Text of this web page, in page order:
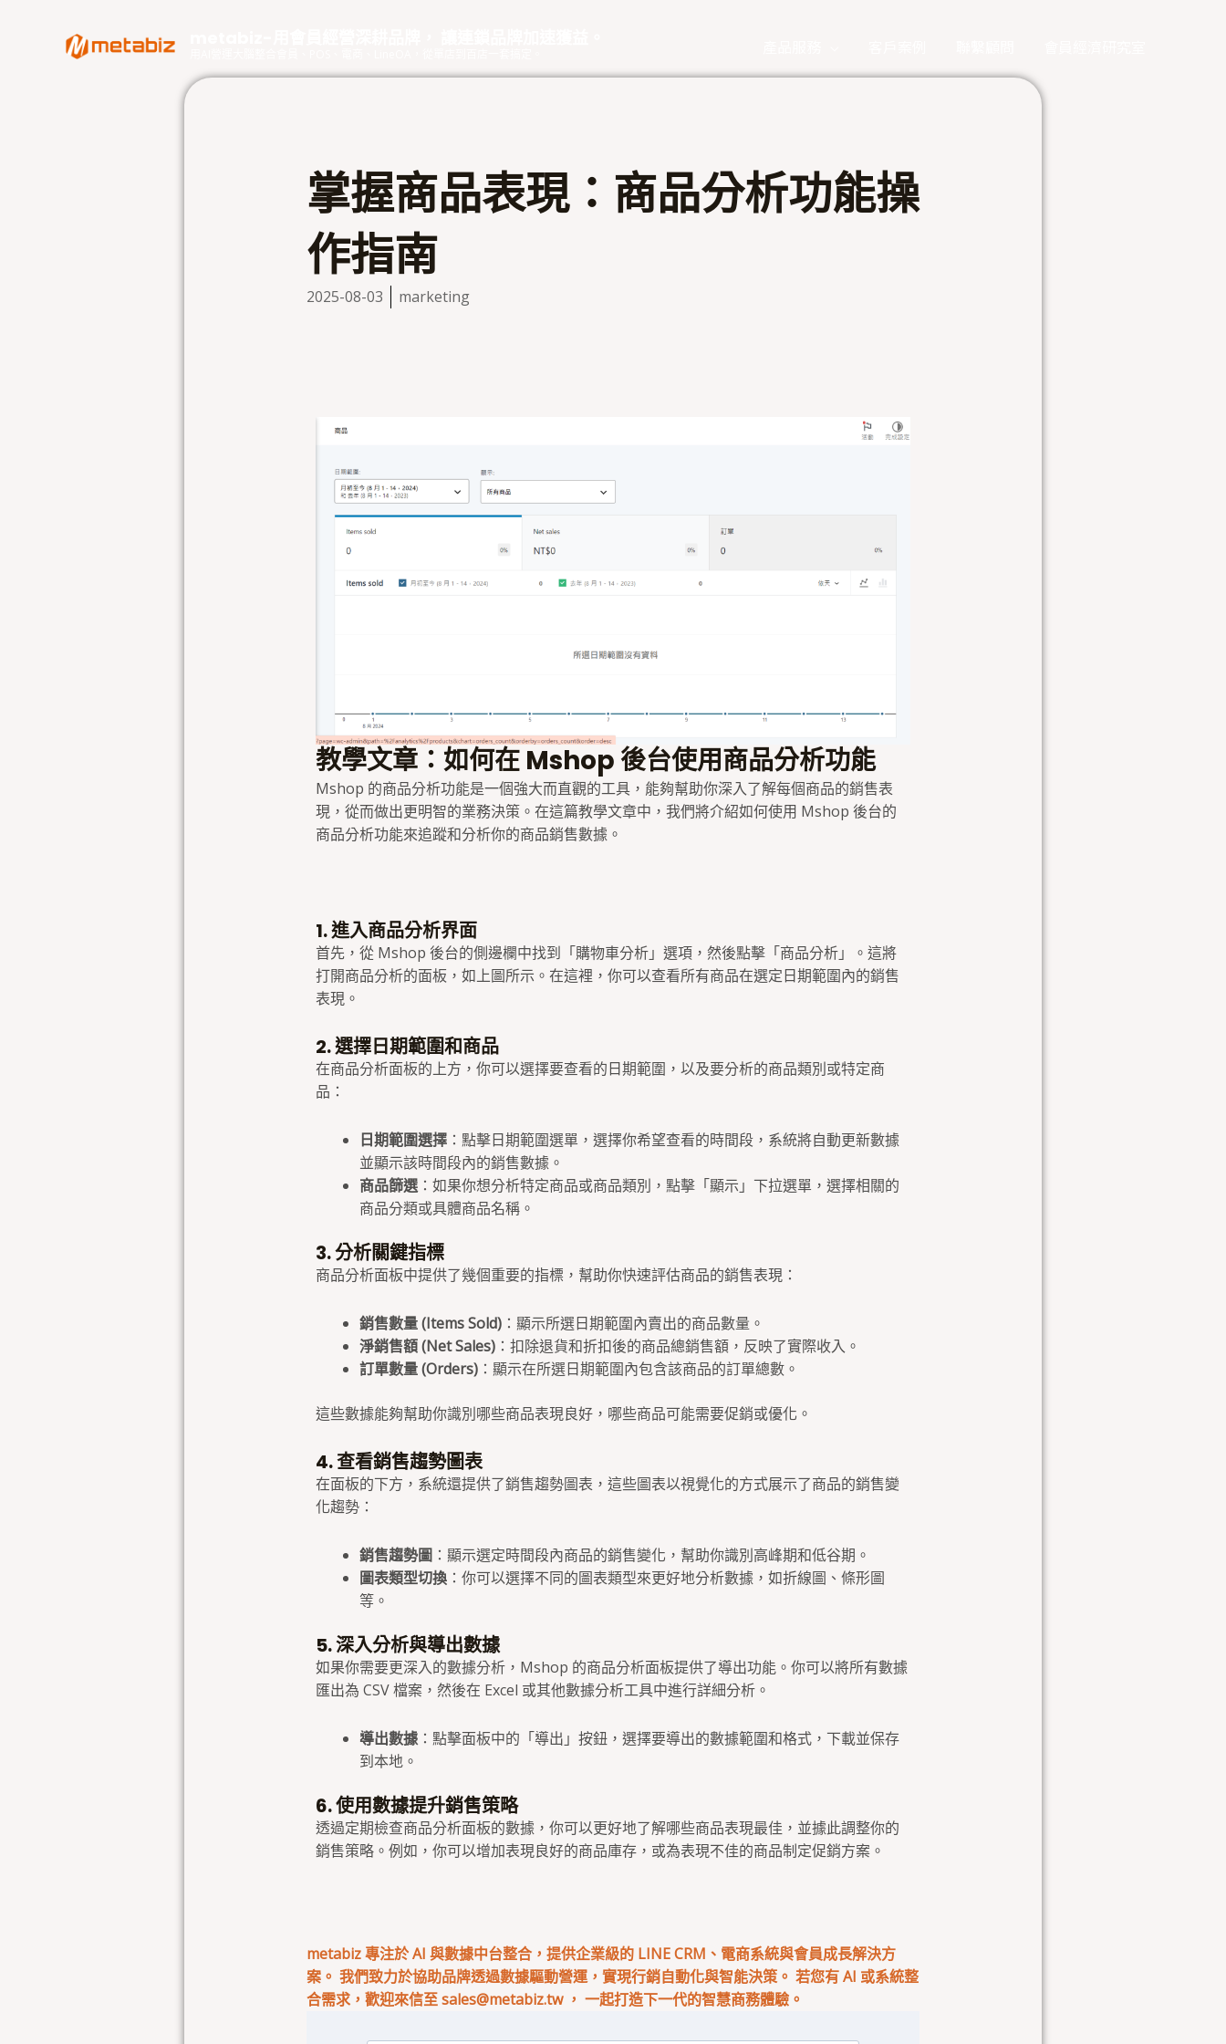
掌握商品表現：商品分析功能操
作指南
2025-08-03 marketing
教學文章：如何在 Mshop 後台使用商品分析功能
Mshop 的商品分析功能是一個強大而直觀的工具，能夠幫助你深入了解每個商品的銷售表
現，從而做出更明智的業務決策。在這篇教學文章中，我們將介紹如何使用 Mshop 後台的
商品分析功能來追蹤和分析你的商品銷售數據。
1. 進入商品分析界面
首先，從 Mshop 後台的側邊欄中找到「購物車分析」選項，然後點擊「商品分析」。這將
打開商品分析的面板，如上圖所示。在這裡，你可以查看所有商品在選定日期範圍內的銷售
表現。
2. 選擇日期範圍和商品
在商品分析面板的上方，你可以選擇要查看的日期範圍，以及要分析的商品類別或特定商
品：
日期範圍選擇：點擊日期範圍選單，選擇你希望查看的時間段，系統將自動更新數據
並顯示該時間段內的銷售數據。
商品篩選：如果你想分析特定商品或商品類別，點擊「顯示」下拉選單，選擇相關的
商品分類或具體商品名稱。
3. 分析關鍵指標
商品分析面板中提供了幾個重要的指標，幫助你快速評估商品的銷售表現：
銷售數量 (Items Sold)：顯示所選日期範圍內賣出的商品數量。
淨銷售額 (Net Sales)：扣除退貨和折扣後的商品總銷售額，反映了實際收入。
訂單數量 (Orders)：顯示在所選日期範圍內包含該商品的訂單總數。
這些數據能夠幫助你識別哪些商品表現良好，哪些商品可能需要促銷或優化。
4. 查看銷售趨勢圖表
在面板的下方，系統還提供了銷售趨勢圖表，這些圖表以視覺化的方式展示了商品的銷售變
化趨勢：
銷售趨勢圖：顯示選定時間段內商品的銷售變化，幫助你識別高峰期和低谷期。
圖表類型切換：你可以選擇不同的圖表類型來更好地分析數據，如折線圖、條形圖
等。
5. 深入分析與導出數據
如果你需要更深入的數據分析，Mshop 的商品分析面板提供了導出功能。你可以將所有數據
匯出為 CSV 檔案，然後在 Excel 或其他數據分析工具中進行詳細分析。
導出數據：點擊面板中的「導出」按鈕，選擇要導出的數據範圍和格式，下載並保存
到本地。
6. 使用數據提升銷售策略
透過定期檢查商品分析面板的數據，你可以更好地了解哪些商品表現最佳，並據此調整你的
銷售策略。例如，你可以增加表現良好的商品庫存，或為表現不佳的商品制定促銷方案。
metabiz 專注於 AI 與數據中台整合，提供企業級的 LINE CRM、電商系統與會員成長解決方
案。 我們致力於協助品牌透過數據驅動營運，實現行銷自動化與智能決策。 若您有 AI 或系統整
合需求，歡迎來信至sales@metabiz.tw， 一起打造下一代的智慧商務體驗。